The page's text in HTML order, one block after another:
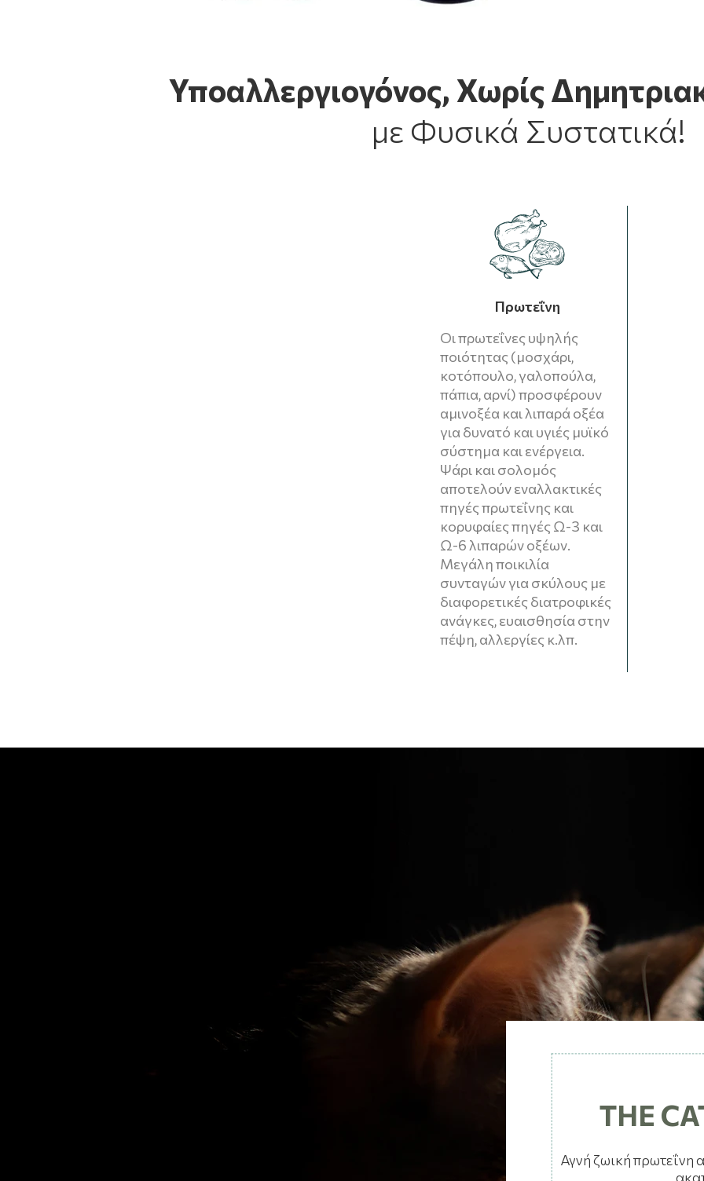
Υποαλλεργιογόνος, Χωρίς
με Φυσικά Συστατικά!
Πρωτεΐνη
Οι πρωτεΐνες υψηλής
ποιότητας (μοσχάρι,
κοτόπουλο, γαλοπούλα,
πάπια, αρνί) προσφέρουν
αμινοξέα και λιπαρά οξέα
για δυνατό και υγιές μυϊκό
σύστημα και ενέργεια.
Ψάρι και σολομός
αποτελούν εναλλακτικές
πηγές πρωτεΐνης και
κορυφαίες πηγές Ω-3 και
Ω-6 λιπαρών οξέων.
Μεγάλη ποικιλία
συνταγών για σκύλους με
διαφορετικές διατροφικές
ανάγκες, ευαισθησία στην
πέψη, αλλεργίες κ.λπ.
THE
Αγνή ζωική πρωτεΐνη